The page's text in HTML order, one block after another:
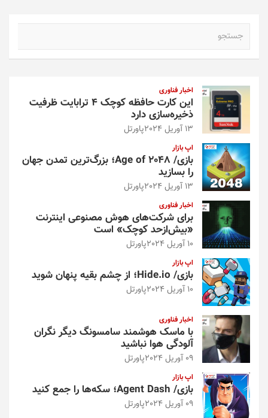
اخبار فناوری
این کارت حافظه کوچک ۴ ترابایت ظرفیت
ذخیره‌سازی دارد
13 آوریل 2024 پاورتل
اپ بازار
بازی/ Age of 2048؛ بزرگ‌ترین تمدن جهان
را بسازید
13 آوریل 2024 پاورتل
اخبار فناوری
برای شرکت‌های هوش مصنوعی اینترنت
«بیش‌از‌حد کوچک» است
10 آوریل 2024 پاورتل
اپ بازار
بازی/ Hide.io؛ از چشم بقیه پنهان شوید
10 آوریل 2024 پاورتل
اخبار فناوری
با ماسک هوشمند سامسونگ دیگر نگران
آلودگی هوا نباشید
09 آوریل 2024 پاورتل
اپ بازار
بازی/ Agent Dash؛ سکه‌ها را جمع کنید
09 آوریل 2024 پاورتل